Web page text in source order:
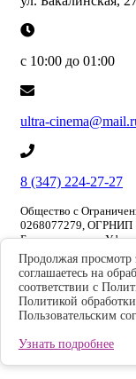
с 10:00 до 01:00
ultra-
8 (347) 224-27-27
Общество с
0268077279, ОГРНИП
Башкортостан, г. Уфа,
Описание процесса
Политика
Политика обработки
«Яндекс.Метрика»
Пользовательское
Продолжая просмотр
соглашаетесь на
соответствии с
Политикой
Пользовательским
Узнать подробнее